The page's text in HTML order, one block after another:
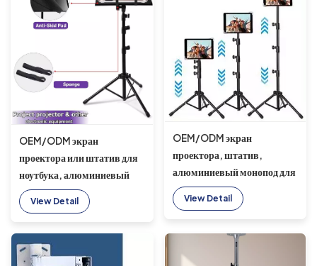
колесами
OEM/ODM экран
проектора или штатив для
ноутбука, алюминиевый
монопод для селфи,
алюминиевый штатив для
View Detail
OEM/ODM экран
проектора, штатив,
алюминиевый монопод для
селфи, алюминиевый
спасательный штатив для
View Detail